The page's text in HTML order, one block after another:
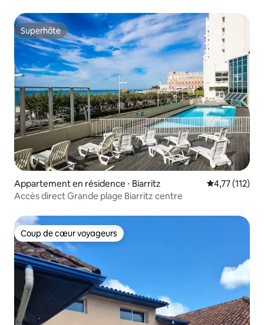
Superhôte
Superhôte
Appartement en résidence ⋅ Biarritz Évaluation
4,77 (112)
Accès direct Grande plage Biarritz centre
Coup de cœur voyageurs
Coup de cœur voyageurs